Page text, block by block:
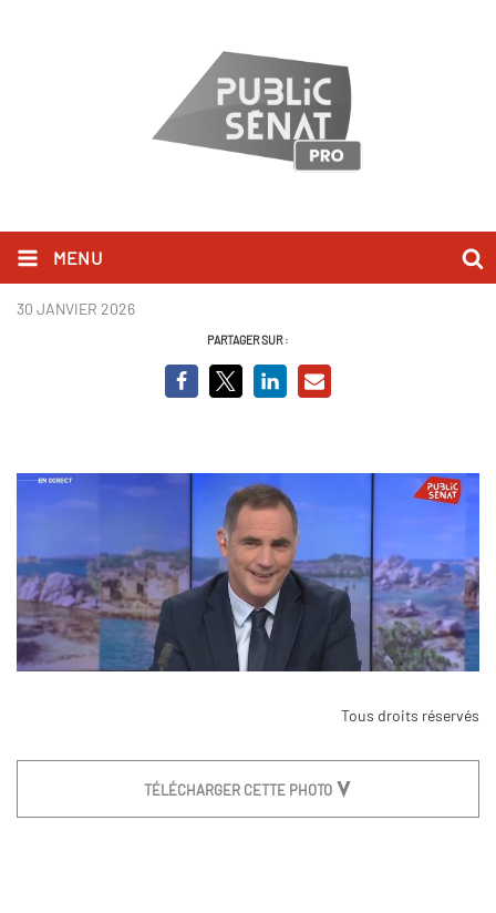
MENU
Gilles Simeoni BCVO
30 JANVIER 2026
PARTAGER SUR :
Tous droits réservés
TÉLÉCHARGER CETTE PHOTO